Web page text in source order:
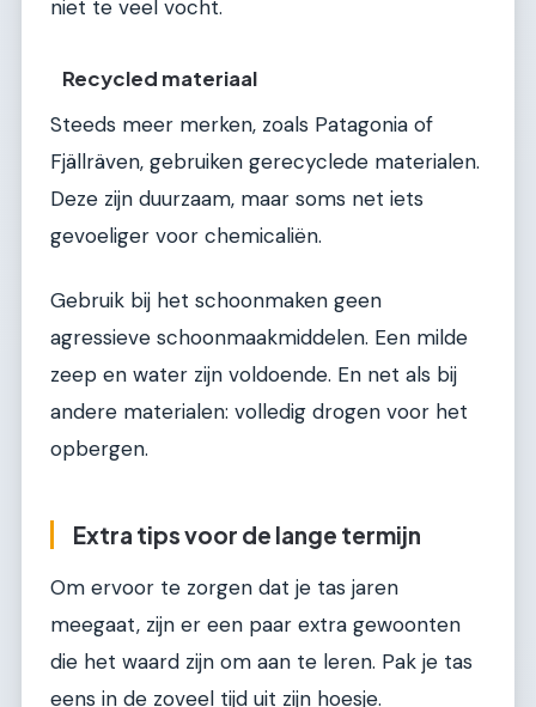
niet te veel vocht.
Recycled materiaal
Steeds meer merken, zoals Patagonia of
Fjällräven, gebruiken gerecyclede materialen.
Deze zijn duurzaam, maar soms net iets
gevoeliger voor chemicaliën.
Gebruik bij het schoonmaken geen
agressieve schoonmaakmiddelen. Een milde
zeep en water zijn voldoende. En net als bij
andere materialen: volledig drogen voor het
opbergen.
Extra tips voor de lange termijn
Om ervoor te zorgen dat je tas jaren
meegaat, zijn er een paar extra gewoonten
die het waard zijn om aan te leren. Pak je tas
eens in de zoveel tijd uit zijn hoesje.